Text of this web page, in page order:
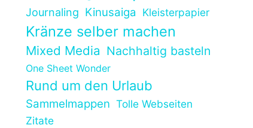
Journaling Kinusaiga Kleisterpapier
Kränze selber machen
Mixed Media Nachhaltig basteln
One Sheet Wonder
Rund um den Urlaub
Sammelmappen Tolle Webseiten
Zitate